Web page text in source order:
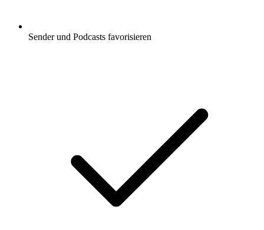
Sender und Podcasts favorisieren